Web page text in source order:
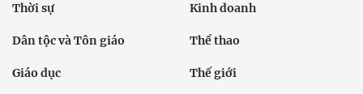
Thời sự Kinh doanh
Dân tộc và Tôn giáo Thể thao
Giáo dục Thế giới